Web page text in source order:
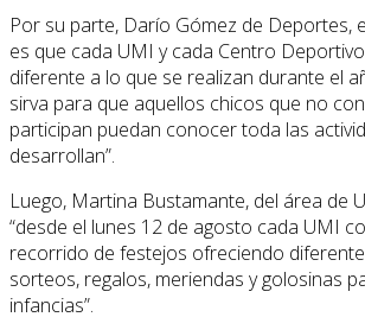
Por su parte, Darío Gómez de Deportes,
es que cada UMI y cada Centro
diferente a lo que se realizan durante el
sirva para que aquellos chicos que no
participan puedan conocer toda las
desarrollan”.
Luego, Martina Bustamante, del área de
“desde el lunes 12 de agosto cada UMI
recorrido de festejos ofreciendo
sorteos, regalos, meriendas y golosinas
infancias”.